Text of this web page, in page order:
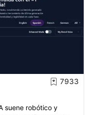
7933
suene robótico y